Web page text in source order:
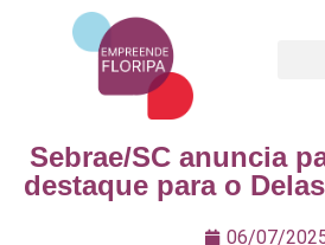
Sebrae/SC anuncia
destaque para o
06/07/